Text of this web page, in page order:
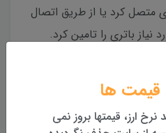
متصل کرد یا از طریق اتصال
باتری‌ را تامین کرد.
درب محل
قیمت ها
ارز، قیمتها بروز نمی